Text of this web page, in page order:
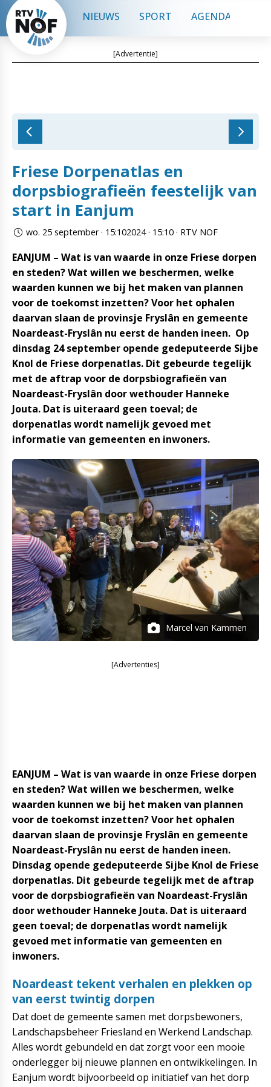
NIEUWS SPORT AGENDA
[Advertentie]
Friese Dorpenatlas en
dorpsbiografieën feestelijk van
start in Eanjum
wo. 25 september · 15:102024 · 15:10 · RTV NOF
EANJUM – Wat is van waarde in onze Friese dorpen
en steden? Wat willen we beschermen, welke
waarden kunnen we bij het maken van plannen
voor de toekomst inzetten? Voor het ophalen
daarvan slaan de provinsje Fryslân en gemeente
Noardeast-Fryslân nu eerst de handen ineen. Op
dinsdag 24 september opende gedeputeerde Sijbe
Knol de Friese dorpenatlas. Dit gebeurde tegelijk
met de aftrap voor de dorpsbiografieën van
Noardeast-Fryslân door wethouder Hanneke
Jouta. Dat is uiteraard geen toeval; de
dorpenatlas wordt namelijk gevoed met
informatie van gemeenten en inwoners.
Marcel van Kammen
[Advertenties]
EANJUM – Wat is van waarde in onze Friese dorpen
en steden? Wat willen we beschermen, welke
waarden kunnen we bij het maken van plannen
voor de toekomst inzetten? Voor het ophalen
daarvan slaan de provinsje Fryslân en gemeente
Noardeast-Fryslân nu eerst de handen ineen.
Dinsdag opende gedeputeerde Sijbe Knol de Friese
dorpenatlas. Dit gebeurde tegelijk met de aftrap
voor de dorpsbiografieën van Noardeast-Fryslân
door wethouder Hanneke Jouta. Dat is uiteraard
geen toeval; de dorpenatlas wordt namelijk
gevoed met informatie van gemeenten en
inwoners.
Noardeast tekent verhalen en plekken op
van eerst twintig dorpen
Dat doet de gemeente samen met dorpsbewoners,
Landschapsbeheer Friesland en Werkend Landschap.
Alles wordt gebundeld en dat zorgt voor een mooie
onderlegger bij nieuwe plannen en ontwikkelingen. In
Eanjum wordt bijvoorbeeld op initiatief van het dorp